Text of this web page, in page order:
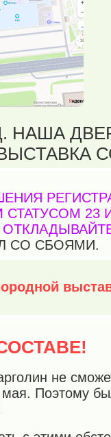
НАША
23
СО СБОЯМИ.
не
мая. Поэтому